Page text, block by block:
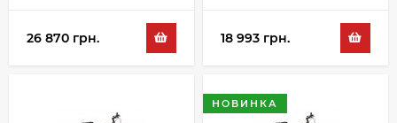
26 870 грн. 18 993 грн.
НОВИНКА